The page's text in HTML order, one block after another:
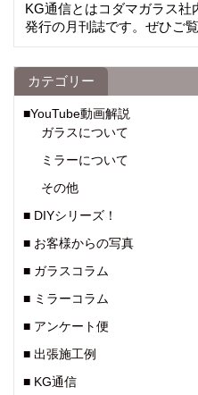
KG通信とはコダマガラス社
発行の月刊誌です。ぜひご
カテゴリー
■YouTube動画解説
ガラスについて
ミラーについて
その他
■ DIYシリーズ！
■ お客様からの写真
■ ガラスコラム
■ ミラーコラム
■ アンケート便
■ 出張施工例
■ KG通信